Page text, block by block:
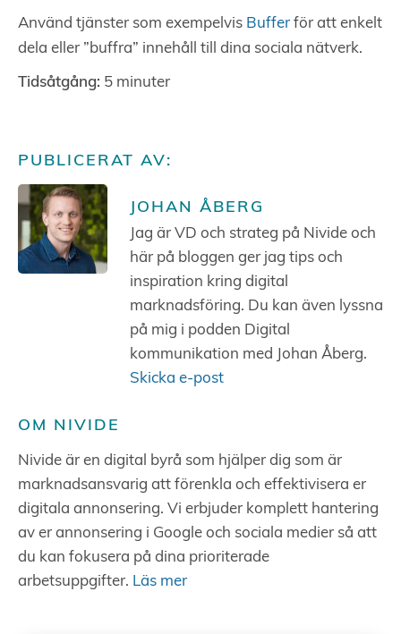
Använd tjänster som exempelvis Buffer för att enkelt
dela eller ”buffra” innehåll till dina sociala nätverk.
Tidsåtgång: 5 minuter
PUBLICERAT AV:
JOHAN ÅBERG
Jag är VD och strateg på Nivide och
här på bloggen ger jag tips och
inspiration kring digital
marknadsföring. Du kan även lyssna
på mig i podden Digital
kommunikation med Johan Åberg.
Skicka e-post
OM NIVIDE
Nivide är en digital byrå som hjälper dig som är
marknadsansvarig att förenkla och effektivisera er
digitala annonsering. Vi erbjuder komplett hantering
av er annonsering i Google och sociala medier så att
du kan fokusera på dina prioriterade
arbetsuppgifter. Läs mer